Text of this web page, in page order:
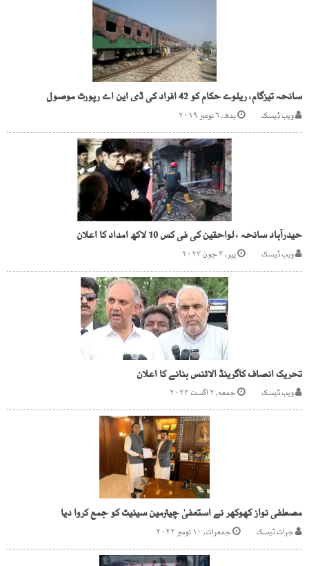
سانحہ تیزگام، ریلوے حکام کو 42 افراد کی ڈی این اے رپورٹ موصول
ویب ڈیسک بدھ, ۶ نومبر ۲۰۱۹
حیدرآباد سانحہ ، لواحقین کی فی کس 10 لاکھ امداد کا اعلان
ویب ڈیسک پیر, ۳ جون ۲۰۲۴
تحریک انصاف کاگرینڈ الائنس بنانے کا اعلان
ویب ڈیسک جمعه, ۲ اگست ۲۰۲۴
مصطفی نواز کھوکھر نے استعفیٰ چیئرمین سینیٹ کو جمع کروا دیا
جرات ڈیسک جمعرات, ۱۰ نومبر ۲۰۲۲